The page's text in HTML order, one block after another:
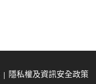
隱私權及資訊安全政策